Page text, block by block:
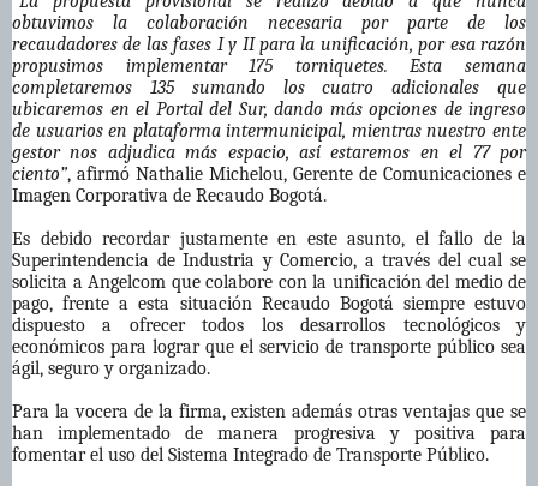
obtuvimos la colaboración necesaria por parte de los
recaudadores de las fases I y II para la unificación, por esa razón
propusimos implementar 175 torniquetes. Esta semana
completaremos 135 sumando los cuatro adicionales que
ubicaremos en el Portal del Sur, dando más opciones de ingreso
de usuarios en plataforma intermunicipal, mientras nuestro ente
gestor nos adjudica más espacio, así estaremos en el 77 por
ciento”, afirmó Nathalie Michelou, Gerente de Comunicaciones e
Imagen Corporativa de Recaudo Bogotá.
Es debido recordar justamente en este asunto, el fallo de la
Superintendencia de Industria y Comercio, a través del cual se
solicita a Angelcom que colabore con la unificación del medio de
pago, frente a esta situación Recaudo Bogotá siempre estuvo
dispuesto a ofrecer todos los desarrollos tecnológicos y
económicos para lograr que el servicio de transporte público sea
ágil, seguro y organizado.
Para la vocera de la firma, existen además otras ventajas que se
han implementado de manera progresiva y positiva para
fomentar el uso del Sistema Integrado de Transporte Público.